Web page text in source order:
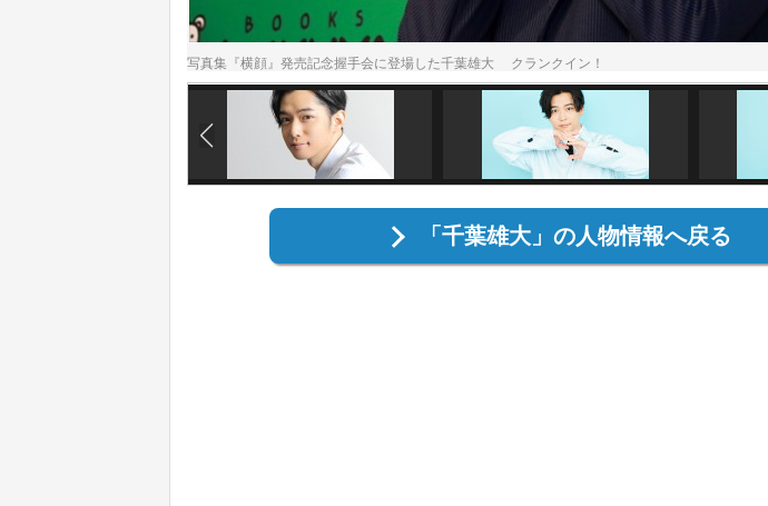
写真集『横顔』発売記念握手会に登場した千葉雄大 クランクイン！
「千葉雄大」の人物情報へ戻る